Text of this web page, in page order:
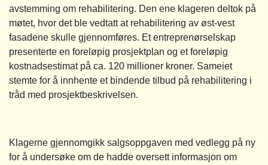
avstemming om rehabilitering. Den ene klageren deltok på
møtet, hvor det ble vedtatt at rehabilitering av øst-vest
fasadene skulle gjennomføres. Et entreprenørselskap
presenterte en foreløpig prosjektplan og et foreløpig
kostnadsestimat på ca. 120 millioner kroner. Sameiet
stemte for å innhente et bindende tilbud på rehabilitering i
tråd med prosjektbeskrivelsen.
Klagerne gjennomgikk salgsoppgaven med vedlegg på ny
for å undersøke om de hadde oversett informasjon om